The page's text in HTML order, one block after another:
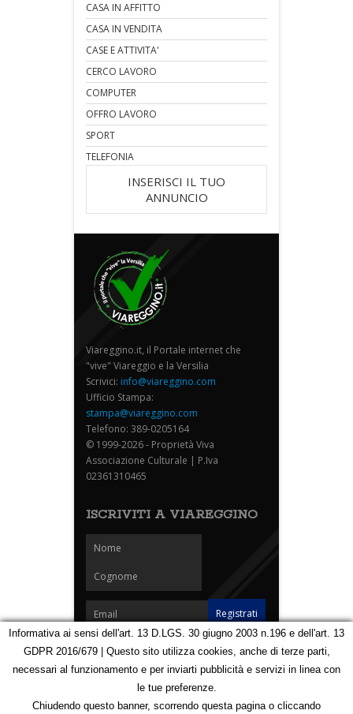
CASA IN AFFITTO
CASA IN VENDITA
CASE E ATTIVITA'
CERCO LAVORO
COMPUTER
OFFRO LAVORO
SPORT
TELEFONIA
INSERISCI IL TUO
ANNUNCIO
Viareggino.it, il Portale internet che
"vive" Viareggio e la Versilia
Scrivici: info@viareggino.com
Ufficio Stampa:
stampa@viareggino.com
Telefono: 389-0205164
© 1999-2026 - Proprietà Viva
Associazione Culturale | P.Iva
02361310465
ISCRIVITI A VIAREGGINO
Homepage Notizie Speciali Eventi Foto Carnevale
Partners
Contatti
Mappa
Informativa ai sensi dell'art. 13 D.LGS. 30 giugno 2003 n.196 e dell'art. 13
GDPR 2016/679 | Questo sito utilizza cookies, anche di terze parti,
necessari al funzionamento e per inviarti pubblicità e servizi in linea con
le tue preferenze.
Chiudendo questo banner, scorrendo questa pagina o cliccando